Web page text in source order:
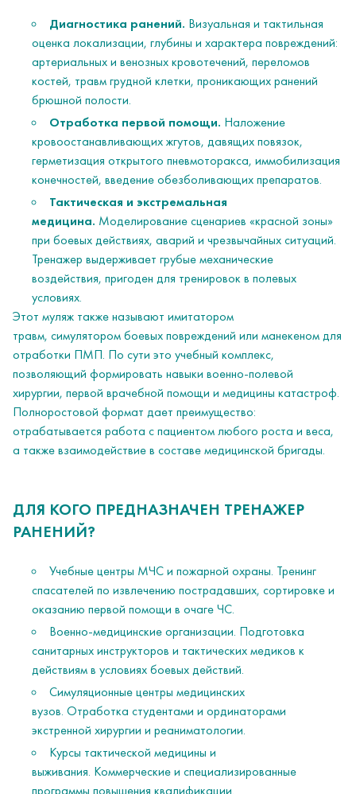
Диагностика ранений. Визуальная и тактильная
оценка локализации, глубины и характера повреждений:
артериальных и венозных кровотечений, переломов
костей, травм грудной клетки, проникающих ранений
брюшной полости.
Отработка первой помощи. Наложение
кровоостанавливающих жгутов, давящих повязок,
герметизация открытого пневмоторакса, иммобилизация
конечностей, введение обезболивающих препаратов.
Тактическая и экстремальная
медицина. Моделирование сценариев «красной зоны»
при боевых действиях, аварий и чрезвычайных ситуаций.
Тренажер выдерживает грубые механические
воздействия, пригоден для тренировок в полевых
условиях.
Этот муляж также называют имитатором
травм, симулятором боевых повреждений или манекеном для
отработки ПМП. По сути это учебный комплекс,
позволяющий формировать навыки военно-полевой
хирургии, первой врачебной помощи и медицины катастроф.
Полноростовой формат дает преимущество:
отрабатывается работа с пациентом любого роста и веса,
а также взаимодействие в составе медицинской бригады.
ДЛЯ КОГО ПРЕДНАЗНАЧЕН ТРЕНАЖЕР
РАНЕНИЙ?
Учебные центры МЧС и пожарной охраны. Тренинг
спасателей по извлечению пострадавших, сортировке и
оказанию первой помощи в очаге ЧС.
Военно-медицинские организации. Подготовка
санитарных инструкторов и тактических медиков к
действиям в условиях боевых действий.
Симуляционные центры медицинских
вузов. Отработка студентами и ординаторами
экстренной хирургии и реаниматологии.
Курсы тактической медицины и
выживания. Коммерческие и специализированные
программы повышения квалификации.